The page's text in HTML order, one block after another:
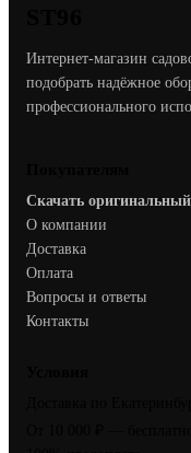
Интернет-магазин
подобрать надёжное
профессионального
Скачать
О компании
Доставка
Оплата
Вопросы и ответы
Контакты